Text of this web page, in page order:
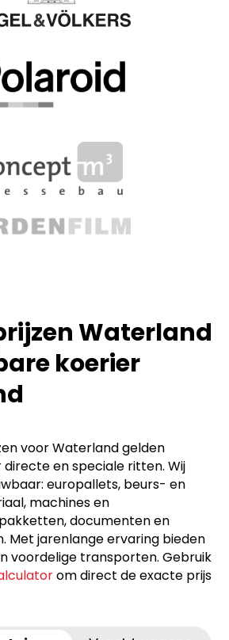
Waterland
koerier
voor Waterland gelden
en speciale ritten. Wij
europallets, beurs- en
machines en
documenten en
Met jarenlange ervaring bieden
voordelige transporten. Gebruik
om direct de exacte prijs